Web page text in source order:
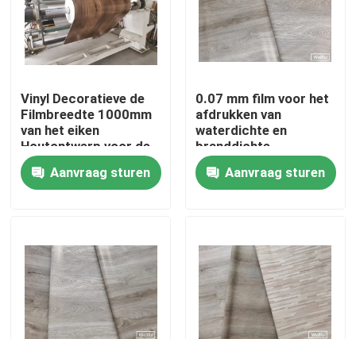
Factory Tour
Contact Us
Request A Quote
Pvc-Drukfilm
Pvc lamineerde Film
Vinyl Decoratieve de
Filmbreedte 1000mm
van het eiken
Houtontwerp voor de
Bevloering van
SPC/WPC-
Aanvraag sturen
0.07 mm film voor het
afdrukken van
waterdichte en
branddichte
verpakkingen
Aanvraag sturen